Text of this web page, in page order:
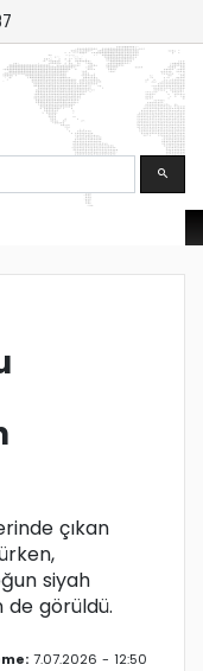
çıkan
siyah
görüldü.
7.07.2026 - 12:50